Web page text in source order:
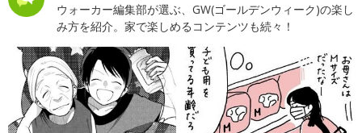
ウォーカー編集部が選ぶ、GW(ゴールデンウィーク)の楽し
み方を紹介。家で楽しめるコンテンツも続々！